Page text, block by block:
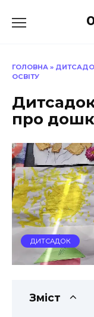
до
ГОЛОВНА »
ОСВІТУ
про
ДИТСАДОК
Зміст